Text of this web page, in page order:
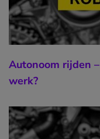
Autonoom rijden
werk?